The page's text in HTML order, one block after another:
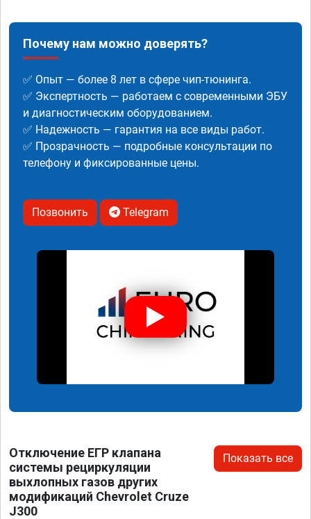
Почему нам можно доверять?
✅ Опыт — более 8 лет в сфере чип-тюнинга.
✅ Экспертность — работаем с современными ЭБУ
и диагностическим оборудованием.
✅ Надежность — гарантия на все виды работ.
✅ Прозрачность — подробные консультации по
телефону и фиксированные цены.
Позвонить Telegram
Отключение ЕГР клапана
системы рециркуляции
выхлопных газов других
модификаций Chevrolet Cruze
J300
Показать все